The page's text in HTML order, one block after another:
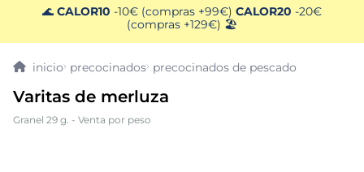
🌊 CALOR10 -10€ (compras +99€) CALOR20 -20€
(compras +129€) 🏖️
precocinados precocinados de pescado
Varitas de merluza
Granel 29 g. - Venta por peso
TÉRMINOS MÁS BUSCADOS
1. helados sirena
gambas
3. patatas